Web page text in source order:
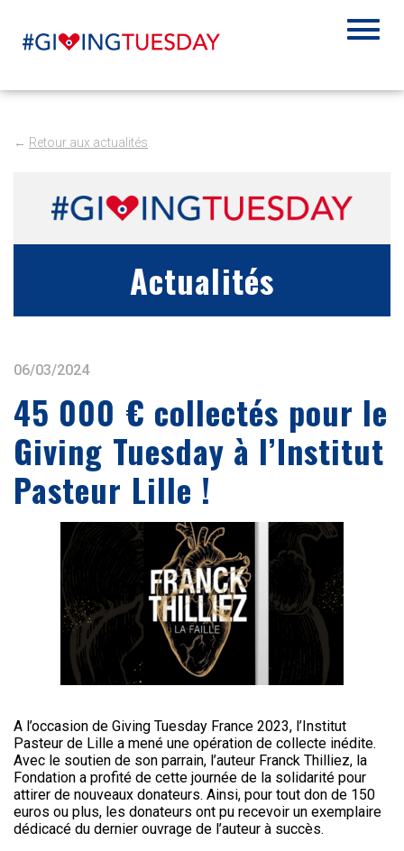
← Retour aux actualités
Actualités
06/03/2024
45 000 € collectés pour le
Giving Tuesday à l’Institut
Pasteur Lille !
A l’occasion de Giving Tuesday France 2023, l’Institut
Pasteur de Lille a mené une opération de collecte inédite.
Avec le soutien de son parrain, l’auteur Franck Thilliez, la
Fondation a profité de cette journée de la solidarité pour
attirer de nouveaux donateurs. Ainsi, pour tout don de 150
euros ou plus, les donateurs ont pu recevoir un exemplaire
dédicacé du dernier ouvrage de l’auteur à succès.